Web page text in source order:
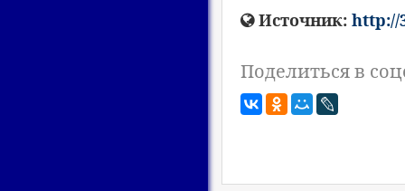
Источник: http://
Поделиться в